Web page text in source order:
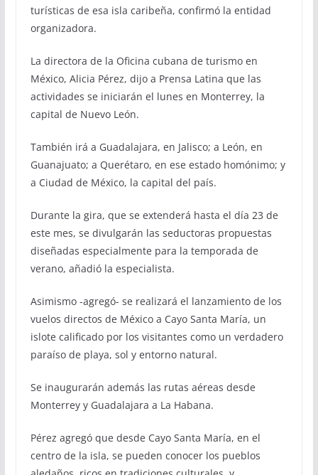
turísticas de esa isla caribeña, confirmó la entidad
organizadora.
La directora de la Oficina cubana de turismo en
México, Alicia Pérez, dijo a Prensa Latina que las
actividades se iniciarán el lunes en Monterrey, la
capital de Nuevo León.
También irá a Guadalajara, en Jalisco; a León, en
Guanajuato; a Querétaro, en ese estado homónimo; y
a Ciudad de México, la capital del país.
Durante la gira, que se extenderá hasta el día 23 de
este mes, se divulgarán las seductoras propuestas
diseñadas especialmente para la temporada de
verano, añadió la especialista.
Asimismo -agregó- se realizará el lanzamiento de los
vuelos directos de México a Cayo Santa María, un
islote calificado por los visitantes como un verdadero
paraíso de playa, sol y entorno natural.
Se inaugurarán además las rutas aéreas desde
Monterrey y Guadalajara a La Habana.
Pérez agregó que desde Cayo Santa María, en el
centro de la isla, se pueden conocer los pueblos